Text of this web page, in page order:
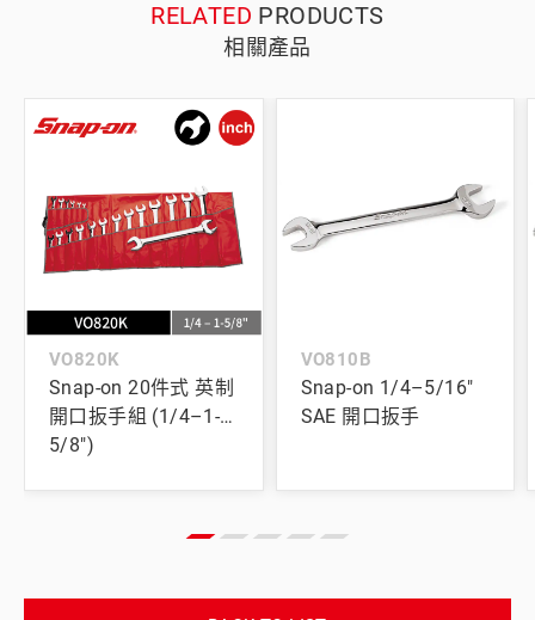
RELATED PRODUCTS
相關產品
VO820K
Snap-on 20件式 英制
開口扳手組 (1/4–1-
5/8")
VO810B
Snap-on 1/4–5/16"
SAE 開口扳手